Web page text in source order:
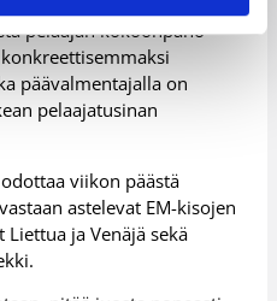
pelaajan kokoonpano
päävalmentajalla on
pelaajatusinan
viikon päästä
astelevat EM-kisojen
ja Venäjä sekä